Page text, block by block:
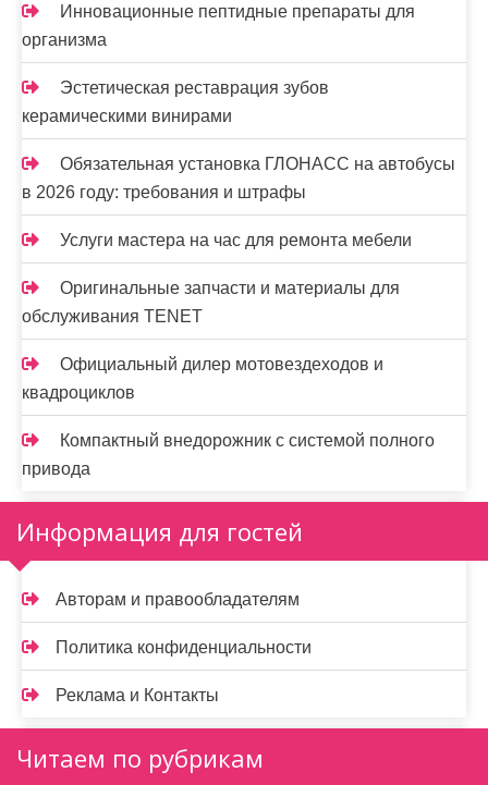
Инновационные пептидные препараты для
организма
Эстетическая реставрация зубов
керамическими винирами
Обязательная установка ГЛОНАСС на автобусы
в 2026 году: требования и штрафы
Услуги мастера на час для ремонта мебели
Оригинальные запчасти и материалы для
обслуживания TENET
Официальный дилер мотовездеходов и
квадроциклов
Компактный внедорожник с системой полного
привода
Информация для гостей
Авторам и правообладателям
Политика конфиденциальности
Реклама и Контакты
Читаем по рубрикам